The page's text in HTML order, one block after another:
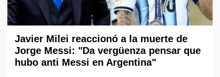
Javier Milei reaccionó a la muerte de
Jorge Messi: "Da vergüenza pensar que
hubo anti Messi en Argentina"